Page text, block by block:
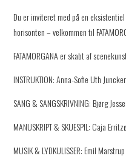
Du er inviteret med på en
horisonten – velkommen til
FATAMORGANA er skabt af
INSTRUKTION: Anna-Sofie Uth Juncker
SANG & SANGSKRIVNING: Bjørg
MANUSKRIPT & SKUESPIL: Caja
MUSIK & LYDKULISSER: Emil